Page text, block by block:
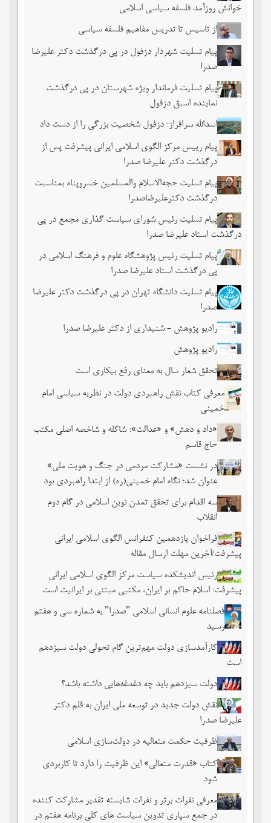
خوانش روزآمد فلسفه سیاسی اسلامی
از تاسیس تا تدریس مفاهیم فلسفه سیاسی
پیام تسلیت شهردار دزفول در پی درگذشت دکتر علیرضا
صدرا
پیام تسلیت فرماندار ویژه شهرستان در پی درگذشت
نماینده اسبق دزفول
اسدالله سرافراز؛ دزفول شخصیت بزرگی را از دست داد
پیام رییس مرکز الگوی اسلامی ایرانی پیشرفت پس از
درگذشت دکتر علیرضا صدرا
پیام تسلیت حجه‌الاسلام والمسلمین خسروپناه بمناسبت
درگذشت دکترعلیرضاصدرا
پیام تسلیت رئیس شورای سیاست گذاری مجمع در پی
درگذشت استاد علیرضا صدرا
پیام تسلیت رئیس پژوهشگاه علوم و فرهنگ اسلامی در
پی درگذشت استاد علیرضا صدرا
پیام تسلیت دانشگاه تهران در پی درگذشت دکتر علیرضا
صدرا
رادیو پژوهش - شنیداری از دکتر علیرضا صدرا
رادیو پژوهش
تحقق شعار سال به معنای رفع بیکاری است
معرفی کتاب نقش راهبردی دولت در نظریه سیاسی امام
خمینی
«داد و دهش» و «عدالت»؛ شاکله و شاخصه اصلی مکتب
حاج قاسم
در نشست «مشارکت مردمی در جنگ و هویت ملی»
عنوان شد؛ نگاه امام خمینی(ره) از ابتدا راهبردی بود
سه اقدام برای تحقق تمدن نوین اسلامی در گام دوم
انقلاب
فراخوان یازدهمین کنفرانس الگوی اسلامی ایرانی
پیشرفت/آخرین مهلت ارسال مقاله
رئیس اندیشکده سیاست مرکز الگوی اسلامی ایرانی
پیشرفت: اسلام حاکم بر ایران، مکتبی مبتنی بر ایرانیت است
فصلنامه علوم انسانی اسلامی "صدرا" به شماره سی و هفتم
رسید
کارآمدسازی دولت مهم‌ترین گام تحولی دولت سیزدهم
است
دولت سیزدهم باید چه دغدغه‌هایی داشته باشد؟
نقش دولت جدید در توسعه ملی ایران به قلم دکتر
علیرضا صدرا
ظرفیت حکمت متعالیه در دولت‌سازی اسلامی
کتاب «قدرت متعالی» این ظرفیت را دارد تا کاربردی
شود
معرفی نفرات برتر و نفرات شایسته تقدیر مشارکت کننده
در جمع سپاری تدوین سیاست های کلی برنامه هفتم در